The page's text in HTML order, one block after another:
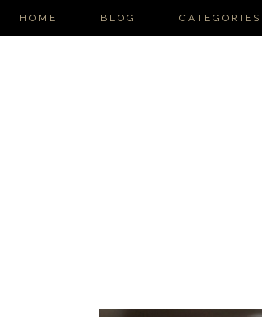
HOME BLOG CATEGORIES